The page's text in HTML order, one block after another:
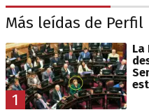
Más leídas de Perfil
1
La